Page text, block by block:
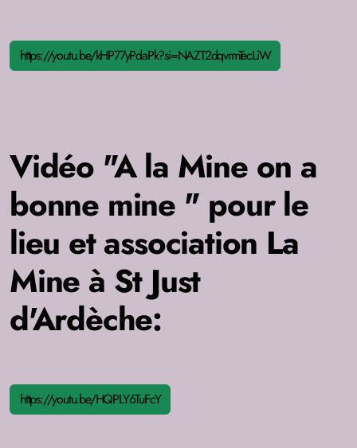
https://youtu.be/kHP77yPdaPk?si=NAZT2dqvrmTecLiW
Vidéo "A la Mine on a
bonne mine " pour le
lieu et association La
Mine à St Just
d'Ardèche:
https://youtu.be/HQPLY6TuFcY